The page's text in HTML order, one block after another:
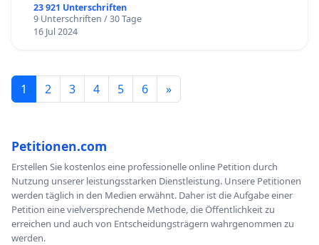
23 921 Unterschriften
9 Unterschriften / 30 Tage
16 Jul 2024
1 2 3 4 5 6 »
Petitionen.com
Erstellen Sie kostenlos eine professionelle online Petition durch
Nutzung unserer leistungsstarken Dienstleistung. Unsere Petitionen
werden täglich in den Medien erwähnt. Daher ist die Aufgabe einer
Petition eine vielversprechende Methode, die Öffentlichkeit zu
erreichen und auch von Entscheidungsträgern wahrgenommen zu
werden.